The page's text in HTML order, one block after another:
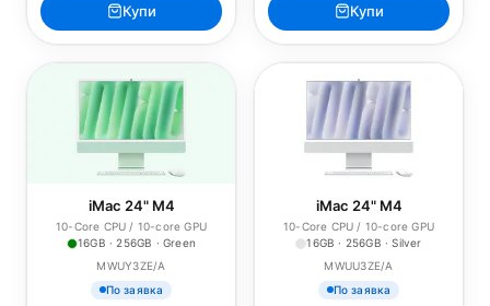
Купи Купи
iMac 24" M4
10-Core CPU / 10-core GPU
16GB · 256GB · Green
MWUY3ZE/A
По заявка
iMac 24" M4
10-Core CPU / 10-core GPU
16GB · 256GB · Silver
MWUU3ZE/A
По заявка